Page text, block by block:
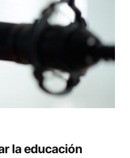
la educación